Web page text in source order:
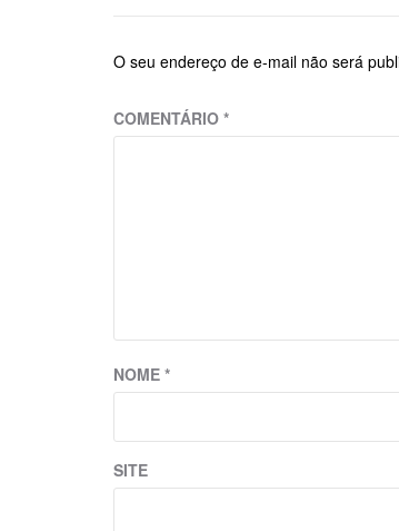
O seu endereço de e-mail não será
COMENTÁRIO *
NOME *
SITE